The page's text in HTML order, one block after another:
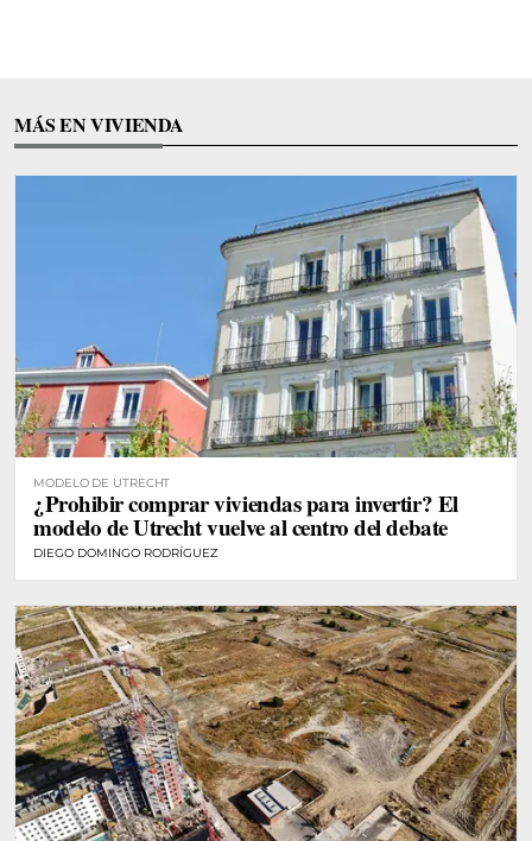
MÁS EN VIVIENDA
MODELO DE UTRECHT
¿Prohibir comprar viviendas para invertir? El
modelo de Utrecht vuelve al centro del debate
DIEGO DOMINGO RODRÍGUEZ